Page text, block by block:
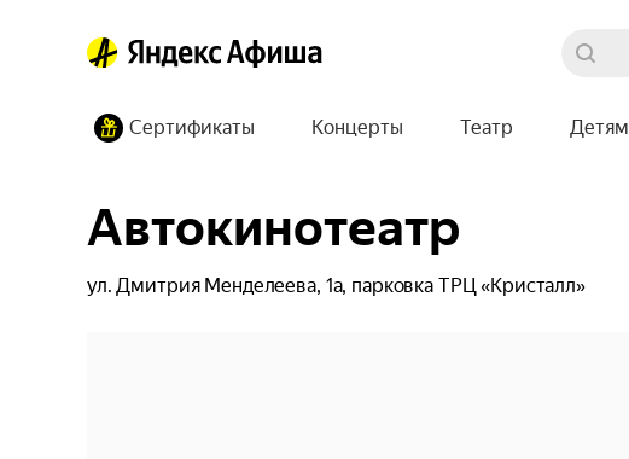
Сертификаты Концерты Театр Детям
Автокинотеатр
ул. Дмитрия Менделеева, 1а, парковка ТРЦ «Кристалл»